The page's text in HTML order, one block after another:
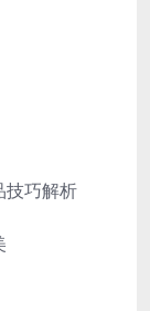
技巧解析